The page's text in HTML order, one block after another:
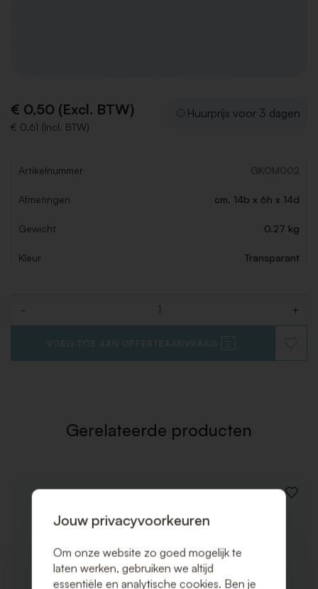
€ 0,50 (Excl. BTW)
€ 0,61 (Incl. BTW)
Huurprijs voor 3 dagen
Artikelnummer GKOM002
Afmetingen cm. 14b x 6h x 14d
Gewicht 0.27 kg
Kleur Transparant
- +
VOEG TOE AAN OFFERTEAANVRAAG
TOE
Gerelateerde producten
VOEG
Jouw privacyvoorkeuren
Om onze website zo goed mogelijk te
laten werken, gebruiken we altijd
essentiële en analytische cookies. Ben je